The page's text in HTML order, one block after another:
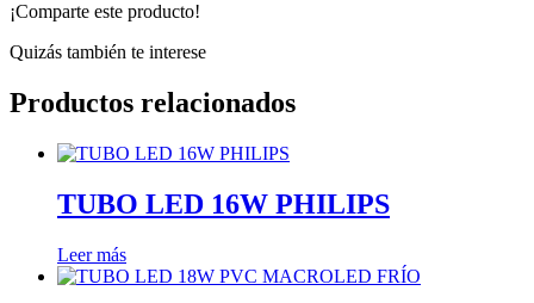
¡Comparte este producto!
Quizás también te interese
Productos relacionados
TUBO LED 16W PHILIPS
Leer más